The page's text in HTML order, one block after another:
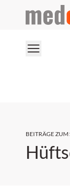
medonline
BEITRÄGE